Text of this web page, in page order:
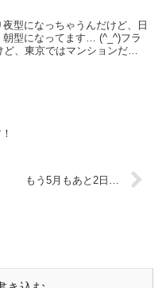
型になっちゃうんだけど、日
型になってます… (^_^)フラ
、東京ではマンションだか
もう5月もあと2日…